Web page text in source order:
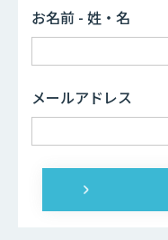
お名前 - 姓・名
メールアドレス